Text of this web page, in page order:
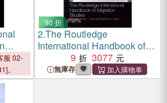
服 02-
。
90 折
2.The Routledge
International Handbook of
Migration Studies
9 3077
無庫存